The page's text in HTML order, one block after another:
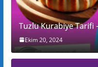
Tuzlu Kurabiye Tarifi
Ekim 20, 2024